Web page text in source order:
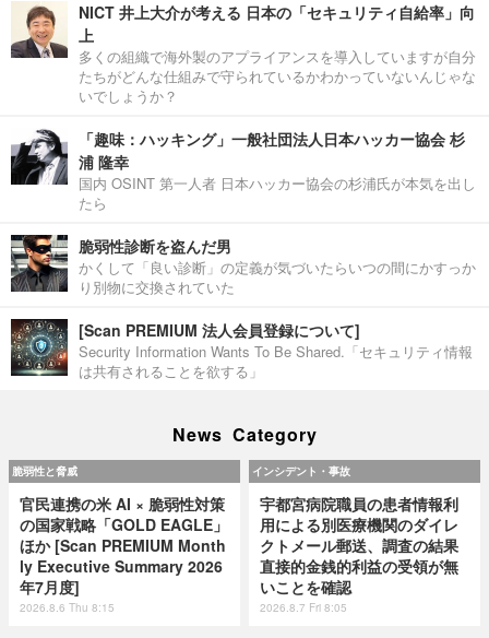
NICT 井上大介が考える 日本の「セキュリティ自給率」向
上
多くの組織で海外製のアプライアンスを導入していますが自分
たちがどんな仕組みで守られているかわかっていないんじゃな
いでしょうか？
「趣味：ハッキング」一般社団法人日本ハッカー協会 杉
浦 隆幸
国内 OSINT 第一人者 日本ハッカー協会の杉浦氏が本気を出し
たら
脆弱性診断を盗んだ男
かくして「良い診断」の定義が気づいたらいつの間にかすっか
り別物に交換されていた
[Scan PREMIUM 法人会員登録について]
Security Information Wants To Be Shared.「セキュリティ情報
は共有されることを欲する」
News Category
脆弱性と脅威
官民連携の米 AI × 脆弱性対策
の国家戦略「GOLD EAGLE」
ほか [Scan PREMIUM Month
ly Executive Summary 2026
年7月度]
2026.8.6 Thu 8:15
インシデント・事故
宇都宮病院職員の患者情報利
用による別医療機関のダイレ
クトメール郵送、調査の結果
直接的金銭的利益の受領が無
いことを確認
2026.8.7 Fri 8:05